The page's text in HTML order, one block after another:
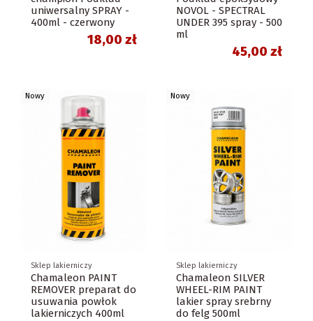
uniwersalny SPRAY -
400ml - czerwony
18,00 zł
NOVOL - SPECTRAL
UNDER 395 spray - 500
ml
45,00 zł
Nowy
Sklep lakierniczy
Chamaleon PAINT
REMOVER preparat do
usuwania powłok
lakierniczych 400ml
Nowy
Sklep lakierniczy
Chamaleon SILVER
WHEEL-RIM PAINT
lakier spray srebrny
do felg 500ml